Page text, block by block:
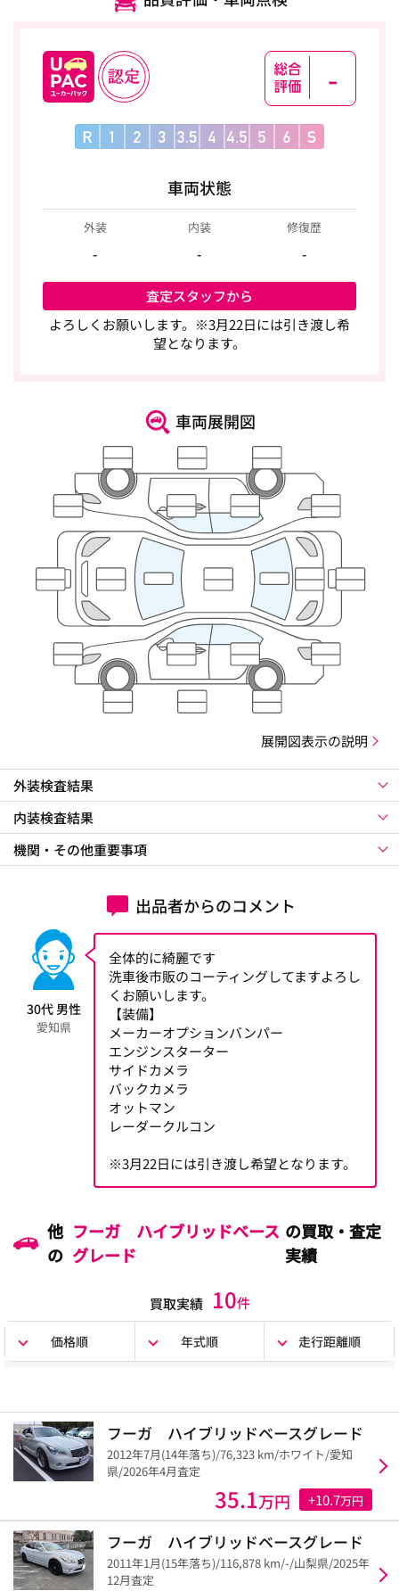
-
車両状態
外装
-
内装
-
修復歴
-
査定スタッフから
よろしくお願いします。※3月22日には引き渡し希
望となります。
車両展開図
展開図表示の説明
外装検査結果
内装検査結果
機関・その他重要事項
出品者からのコメント
30代 男性
愛知県
全体的に綺麗です
洗車後市販のコーティングしてますよろし
くお願いします。
【装備】
メーカーオプションバンパー
エンジンスターター
サイドカメラ
バックカメラ
オットマン
レーダークルコン
※3月22日には引き渡し希望となります。
他
の
フーガ ハイブリッドベース
グレード
の買取・査定
実績
買取実績 10件
価格順 年式順 走行距離順
フーガ ハイブリッドベースグレード
2012年7月(14年落ち)/76,323 km/ホワイト/愛知
県/2026年4月査定
35.1万円 +10.7万円
フーガ ハイブリッドベースグレード
2011年1月(15年落ち)/116,878 km/-/山梨県/2025年
12月査定